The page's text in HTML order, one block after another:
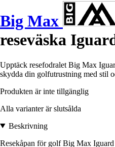
Big Max
reseväska
Upptäck resefodralet Big Max
skydda din golfutrustning med stil
Produkten är inte tillgänglig
Alla varianter är slutsålda
Beskrivning
Resekåpan för golf Big Max